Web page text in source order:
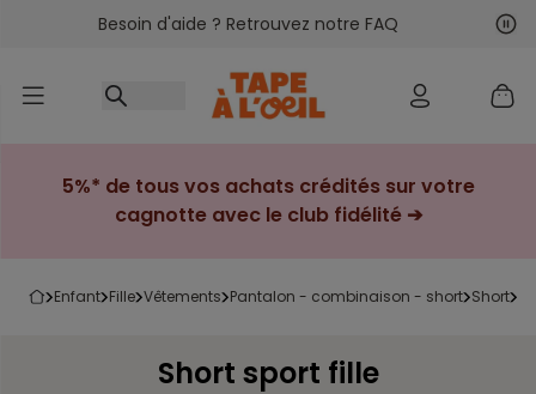
Accéder au contenu
Besoin d'aide ? Retrouvez notre FAQ
5%* de tous vos achats crédités sur votre
cagnotte avec le club fidélité ➔
enfant fille vêtements pantalon - combinaison - short short
Short sport fille